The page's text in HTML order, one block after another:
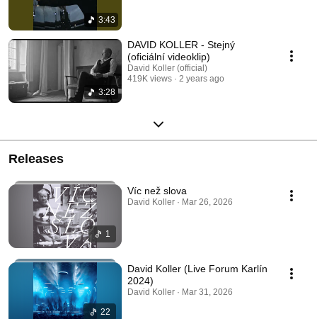
3:43
3:28
DAVID KOLLER - Stejný
(oficiální videoklip)
David Koller (official)
419K views
2 years ago
Releases
1
Víc než slova
David Koller · Mar 26, 2026
22
David Koller (Live Forum Karlín
2024)
David Koller · Mar 31, 2026